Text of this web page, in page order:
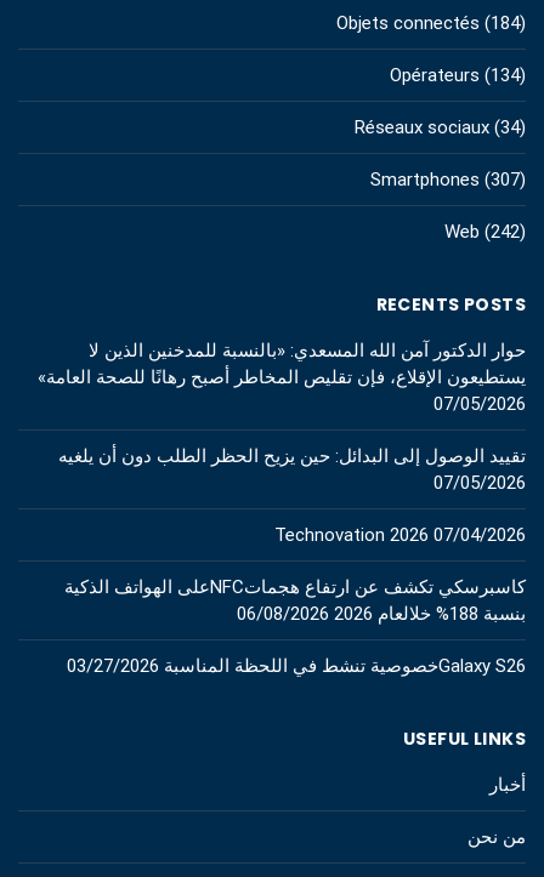
Objets connectés (184)
Opérateurs (134)
Réseaux sociaux (34)
Smartphones (307)
Web (242)
RECENTS POSTS
حوار الدكتور آمن الله المسعدي: «بالنسبة للمدخنين الذين لا
يستطيعون الإقلاع، فإن تقليص المخاطر أصبح رهانًا للصحة العامة»
07/05/2026
تقييد الوصول إلى البدائل: حين يزيح الحظر الطلب دون أن يلغيه
07/05/2026
Technovation 2026 07/04/2026
كاسبرسكي تكشف عن ارتفاع هجماتNFCعلى الهواتف الذكية
بنسبة 188% خلالعام 2026
06/08/2026
Galaxy S26خصوصية تنشط في اللحظة المناسبة 03/27/2026
USEFUL LINKS
أخبار
من نحن